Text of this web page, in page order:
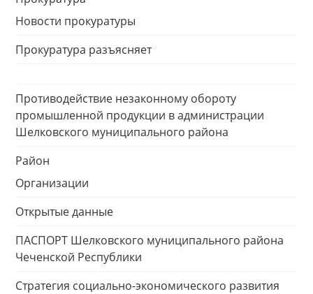
Новости прокуратуры
Прокуратура разъясняет
Противодействие незаконному обороту
промышленной продукции в администрации
Шелковского муниципального района
Район
Организации
Открытые данные
ПАСПОРТ Шелковского муниципального района
Чеченской Республики
Стратегия социально-экономического развития